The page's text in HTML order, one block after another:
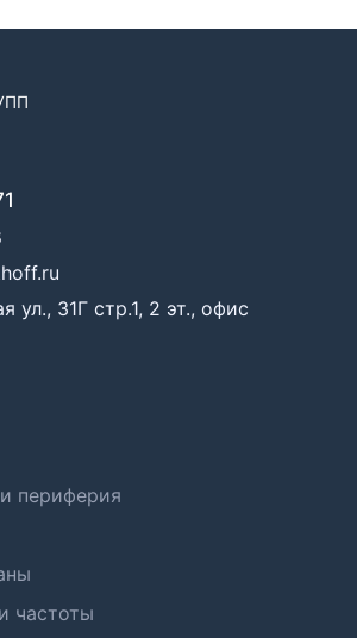
ул., 31Г стр.1, 2 эт., офис
периферия
частоты